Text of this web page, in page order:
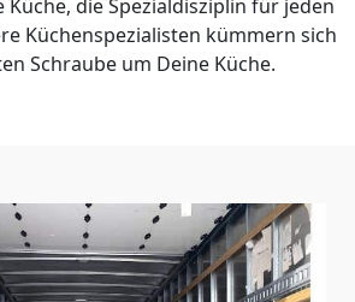
die Spezialdisziplin für jeden
Küchenspezialisten kümmern sich
Schraube um Deine Küche.